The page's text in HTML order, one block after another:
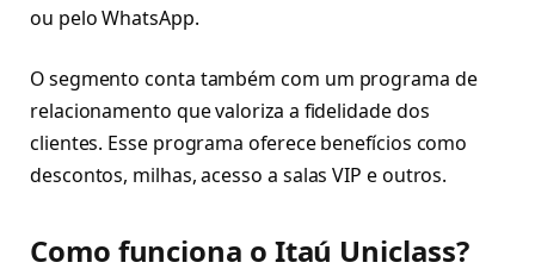
ou pelo WhatsApp.
O segmento conta também com um programa de
relacionamento que valoriza a fidelidade dos
clientes. Esse programa oferece benefícios como
descontos, milhas, acesso a salas VIP e outros.
Como funciona o Itaú Uniclass?